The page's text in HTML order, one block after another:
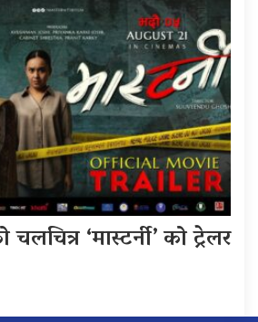
चलचित्र ‘मास्टर्नी’ को ट्रेलर